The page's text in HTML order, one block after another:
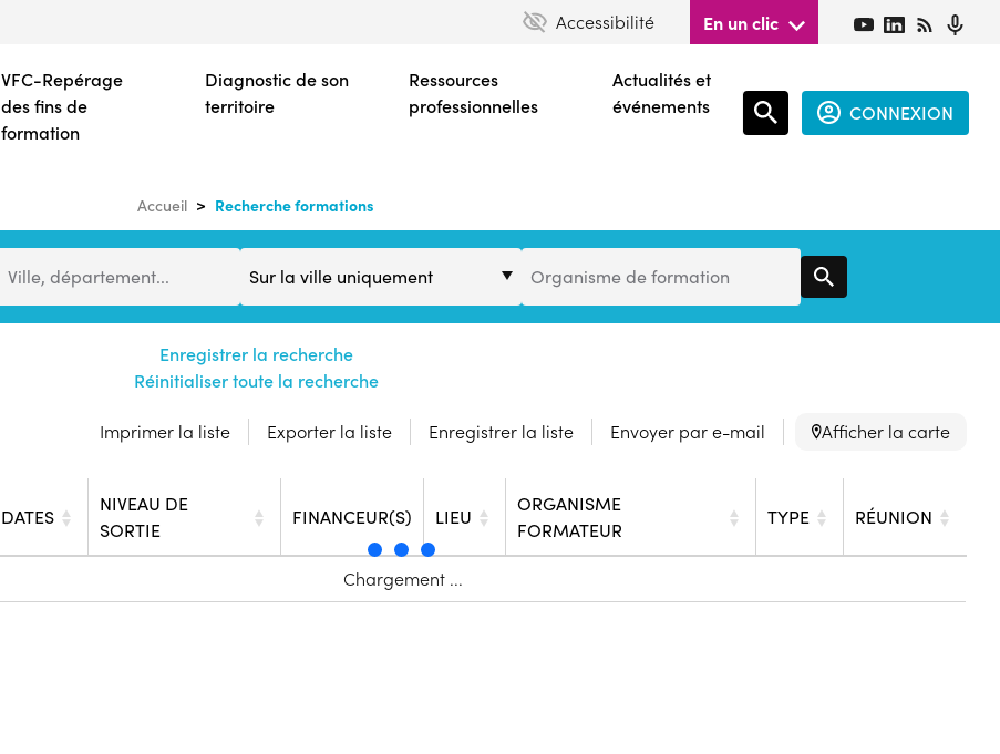
contenu
principal
Accessibilité En un clic
VFC-Repérage
des fins de
formation
Diagnostic de son
territoire
Ressources
professionnelles
Actualités et
événements
CONNEXION
Accueil Recherche formations
Ville, département...
de
Organisme de formation
Enregistrer la recherche
Réinitialiser toute la recherche
Imprimer la liste Exporter la liste Enregistrer la liste Envoyer par e-mail Afficher la carte
DATES
NIVEAU DE
SORTIE
FINANCEUR(S) LIEU
ORGANISME
FORMATEUR
TYPE RÉUNION
Chargement ...